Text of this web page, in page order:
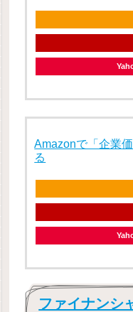
Amazonで「企業
る
ファイナンシ